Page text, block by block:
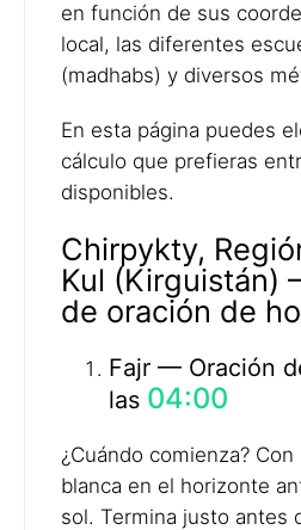
en función de sus
local, las diferentes
(madhabs) y diversos
En esta página puedes
cálculo que prefieras
disponibles.
Chirpykty,
Kul (Kirguistán)
de oración de
Fajr — Oración
las 04:00
¿Cuándo comienza?
blanca en el horizonte
sol. Termina justo antes